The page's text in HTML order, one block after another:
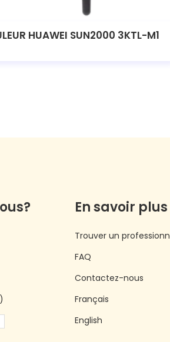
HUAWEI SUN2000 3KTL-M1
En savoir plus
Trouver un
FAQ
Contactez-nous
Français
English